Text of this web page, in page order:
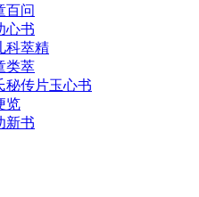
百问
心书
科萃精
类萃
秘传片玉心书
览
新书